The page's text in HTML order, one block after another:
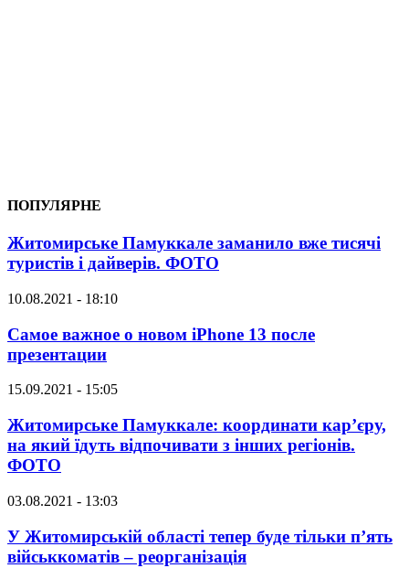
ПОПУЛЯРНЕ
Житомирське Памуккале заманило вже тисячі
туристів і дайверів. ФОТО
10.08.2021 - 18:10
Самое важное о новом iPhone 13 после
презентации
15.09.2021 - 15:05
Житомирське Памуккале: координати кар’єру,
на який їдуть відпочивати з інших регіонів.
ФОТО
03.08.2021 - 13:03
У Житомирській області тепер буде тільки п’ять
військкоматів – реорганізація